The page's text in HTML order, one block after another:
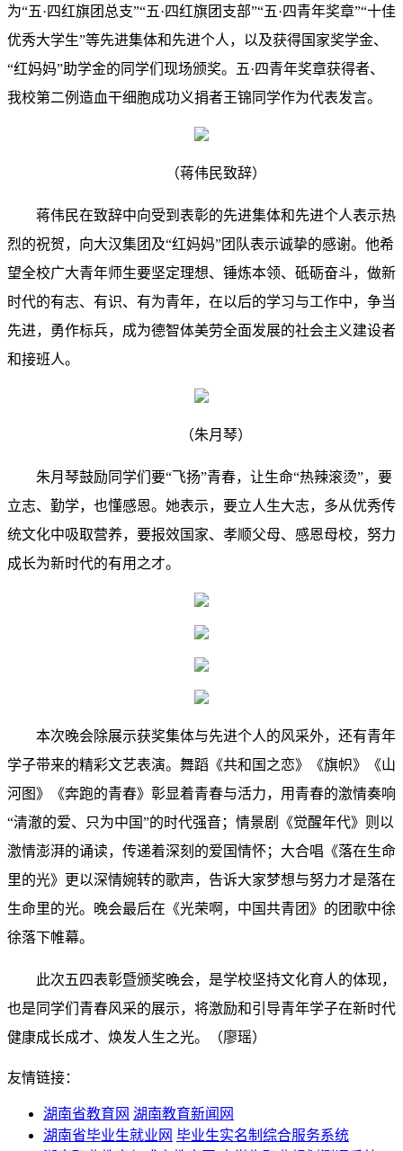
为“五·四红旗团总支”“五·四红旗团支部”“五·四青年奖章”“十佳
优秀大学生”等先进集体和先进个人，以及获得国家奖学金、
“红妈妈”助学金的同学们现场颁奖。五·四青年奖章获得者、
我校第二例造血干细胞成功义捐者王锦同学作为代表发言。
（蒋伟民致辞）
蒋伟民在致辞中向受到表彰的先进集体和先进个人表示热
烈的祝贺，向大汉集团及“红妈妈”团队表示诚挚的感谢。他希
望全校广大青年师生要坚定理想、锤炼本领、砥砺奋斗，做新
时代的有志、有识、有为青年，在以后的学习与工作中，争当
先进，勇作标兵，成为德智体美劳全面发展的社会主义建设者
和接班人。
（朱月琴）
朱月琴鼓励同学们要“飞扬”青春，让生命“热辣滚烫”，要
立志、勤学，也懂感恩。她表示，要立人生大志，多从优秀传
统文化中吸取营养，要报效国家、孝顺父母、感恩母校，努力
成长为新时代的有用之才。
本次晚会除展示获奖集体与先进个人的风采外，还有青年
学子带来的精彩文艺表演。舞蹈《共和国之恋》《旗帜》《山
河图》《奔跑的青春》彰显着青春与活力，用青春的激情奏响
“清澈的爱、只为中国”的时代强音；情景剧《觉醒年代》则以
激情澎湃的诵读，传递着深刻的爱国情怀；大合唱《落在生命
里的光》更以深情婉转的歌声，告诉大家梦想与努力才是落在
生命里的光。晚会最后在《光荣啊，中国共青团》的团歌中徐
徐落下帷幕。
此次五四表彰暨颁奖晚会，是学校坚持文化育人的体现，
也是同学们青春风采的展示，将激励和引导青年学子在新时代
健康成长成才、焕发人生之光。（廖瑶）
友情链接：
湖南省教育网 湖南教育新闻网
湖南省毕业生就业网 毕业生实名制综合服务系统